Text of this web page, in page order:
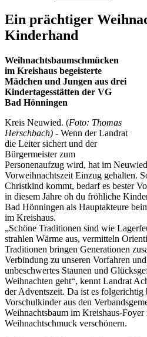
Ein prächtiger
Kinderhand
Weihnachtsbaumschmücken
im Kreishaus begeisterte
Mädchen und Jungen aus drei
Kindertagesstätten der VG
Bad Hönningen
Kreis Neuwied. (Foto: Thomas
Herschbach) - Wenn der Landrat
die Leiter sichert und der
Bürgermeister zum
Personenaufzug wird, hat im
Vorweihnachtszeit Einzug gehalten.
Christkind kommt, bedarf es bester
in diesem Jahre oh du fröhliche
Bad Hönningen als Hauptakteure
im Kreishaus.
„Schöne Traditionen sind wie
strahlen Wärme aus, vermitteln
Traditionen bringen Generationen
Verbindung zu unseren Vorfahren
unbeschwertes Staunen und
Weihnachten geht“, kennt Landrat
der Adventszeit. Da ist es folgerichtig
Vorschulkinder aus den
Weihnachtsbaum im Kreishaus-Foyer
Weihnachtschmuck verschönern.